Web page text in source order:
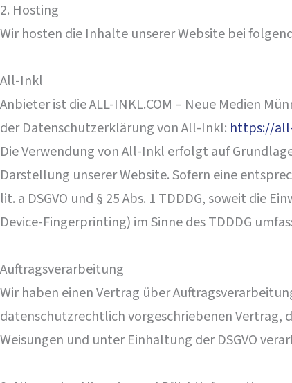
2. Hosting
Wir hosten die Inhalte unserer Website bei
All-Inkl
Anbieter ist die ALL-INKL.COM – Neue Medien
der Datenschutzerklärung von All-Inkl: https://
Die Verwendung von All-Inkl erfolgt auf
Darstellung unserer Website. Sofern eine
lit. a DSGVO und § 25 Abs. 1 TDDDG, soweit die
Device-Fingerprinting) im Sinne des TDDDG
Auftragsverarbeitung
Wir haben einen Vertrag über
datenschutzrechtlich vorgeschriebenen Vertrag,
Weisungen und unter Einhaltung der DSGVO